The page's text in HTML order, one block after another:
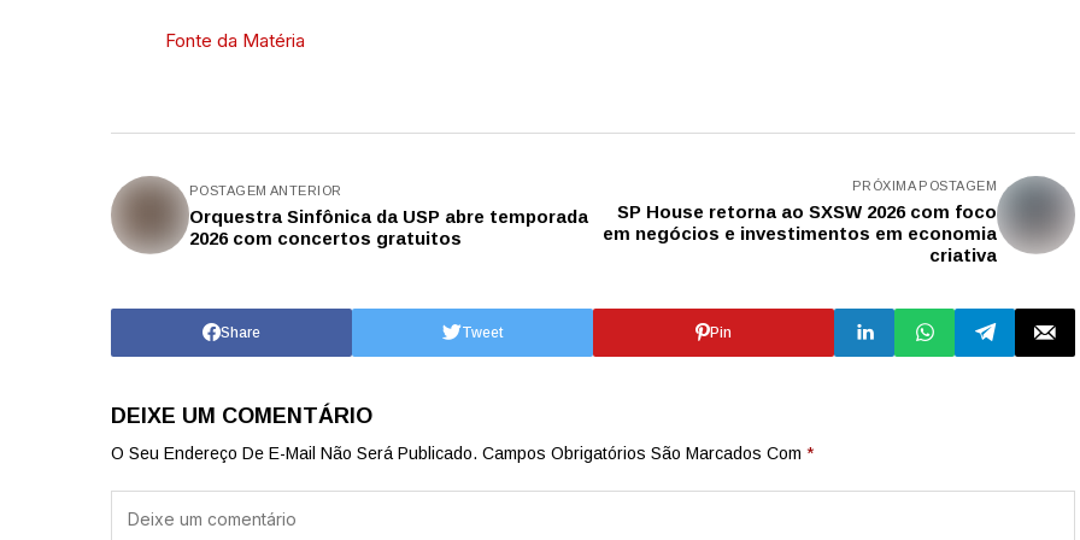
Fonte da Matéria
POSTAGEM ANTERIOR
Orquestra Sinfônica da USP abre temporada
2026 com concertos gratuitos
PRÓXIMA POSTAGEM
SP House retorna ao SXSW 2026 com foco
em negócios e investimentos em economia
criativa
Share Tweet Pin
DEIXE UM COMENTÁRIO
O Seu Endereço De E-Mail Não Será Publicado. Campos Obrigatórios São Marcados Com *